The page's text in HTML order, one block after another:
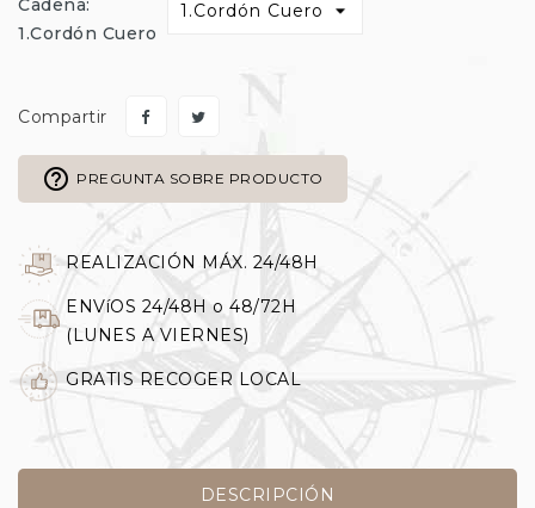
Cadena:
1.Cordón Cuero
Compartir
help_outline PREGUNTA SOBRE PRODUCTO
REALIZACIÓN MÁX. 24/48H
ENVíOS 24/48H o 48/72H
(LUNES A VIERNES)
GRATIS RECOGER LOCAL
DESCRIPCIÓN